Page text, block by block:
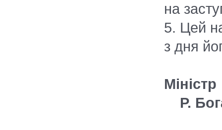
на
5. Цей
з дня
Р.